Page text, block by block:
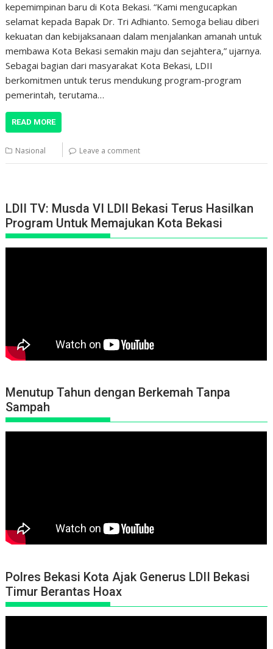
kepemimpinan baru di Kota Bekasi. “Kami mengucapkan
selamat kepada Bapak Dr. Tri Adhianto. Semoga beliau diberi
kekuatan dan kebijaksanaan dalam menjalankan amanah untuk
membawa Kota Bekasi semakin maju dan sejahtera,” ujarnya.
Sebagai bagian dari masyarakat Kota Bekasi, LDII
berkomitmen untuk terus mendukung program-program
pemerintah, terutama…
READ MORE
Nasional Leave a comment
LDII TV: Musda VI LDII Bekasi Terus Hasilkan
Program Untuk Memajukan Kota Bekasi
Menutup Tahun dengan Berkemah Tanpa
Sampah
Polres Bekasi Kota Ajak Generus LDII Bekasi
Timur Berantas Hoax